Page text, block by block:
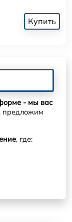
Купить
- мы вас
предложим
, где: